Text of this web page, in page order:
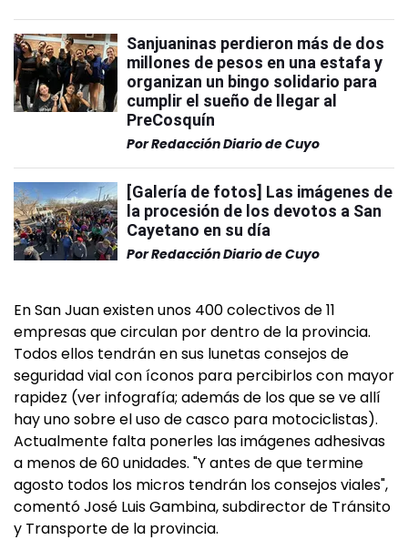
Sanjuaninas perdieron más de dos
millones de pesos en una estafa y
organizan un bingo solidario para
cumplir el sueño de llegar al
PreCosquín
PorRedacción Diario de Cuyo
[Galería de fotos] Las imágenes de
la procesión de los devotos a San
Cayetano en su día
PorRedacción Diario de Cuyo
En San Juan existen unos 400 colectivos de 11
empresas que circulan por dentro de la provincia.
Todos ellos tendrán en sus lunetas consejos de
seguridad vial con íconos para percibirlos con mayor
rapidez (ver infografía; además de los que se ve allí
hay uno sobre el uso de casco para motociclistas).
Actualmente falta ponerles las imágenes adhesivas
a menos de 60 unidades. "Y antes de que termine
agosto todos los micros tendrán los consejos viales",
comentó José Luis Gambina, subdirector de Tránsito
y Transporte de la provincia.